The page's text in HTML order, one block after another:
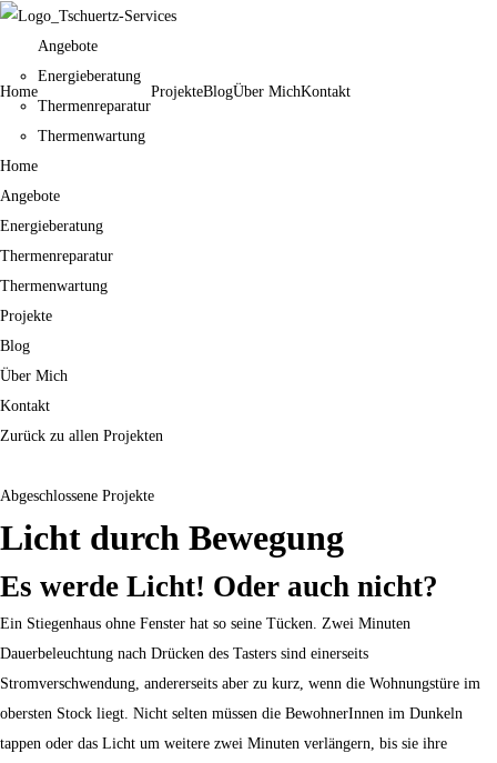
Home
Angebote
Energieberatung
Thermenreparatur
Thermenwartung
ProjekteBlogÜber MichKontakt
Home
Angebote
Energieberatung
Thermenreparatur
Thermenwartung
Projekte
Blog
Über Mich
Kontakt
Zurück zu allen Projekten
Abgeschlossene Projekte
Licht durch Bewegung
Es werde Licht! Oder auch nicht?
Ein Stiegenhaus ohne Fenster hat so seine Tücken. Zwei Minuten
Dauerbeleuchtung nach Drücken des Tasters sind einerseits
Stromverschwendung, andererseits aber zu kurz, wenn die Wohnungstüre im
obersten Stock liegt. Nicht selten müssen die BewohnerInnen im Dunkeln
tappen oder das Licht um weitere zwei Minuten verlängern, bis sie ihre